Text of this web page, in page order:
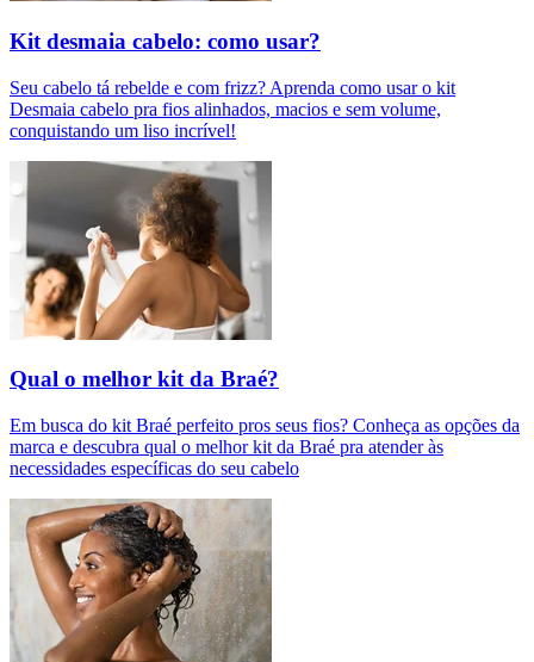
Kit desmaia cabelo: como usar?
Seu cabelo tá rebelde e com frizz? Aprenda como usar o kit
Desmaia cabelo pra fios alinhados, macios e sem volume,
conquistando um liso incrível!
Qual o melhor kit da Braé?
Em busca do kit Braé perfeito pros seus fios? Conheça as opções da
marca e descubra qual o melhor kit da Braé pra atender às
necessidades específicas do seu cabelo